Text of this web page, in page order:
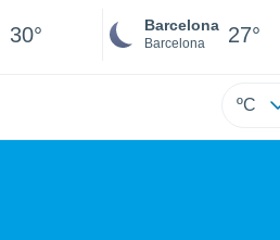
30° Barcelona
Barcelona 27°
ºC